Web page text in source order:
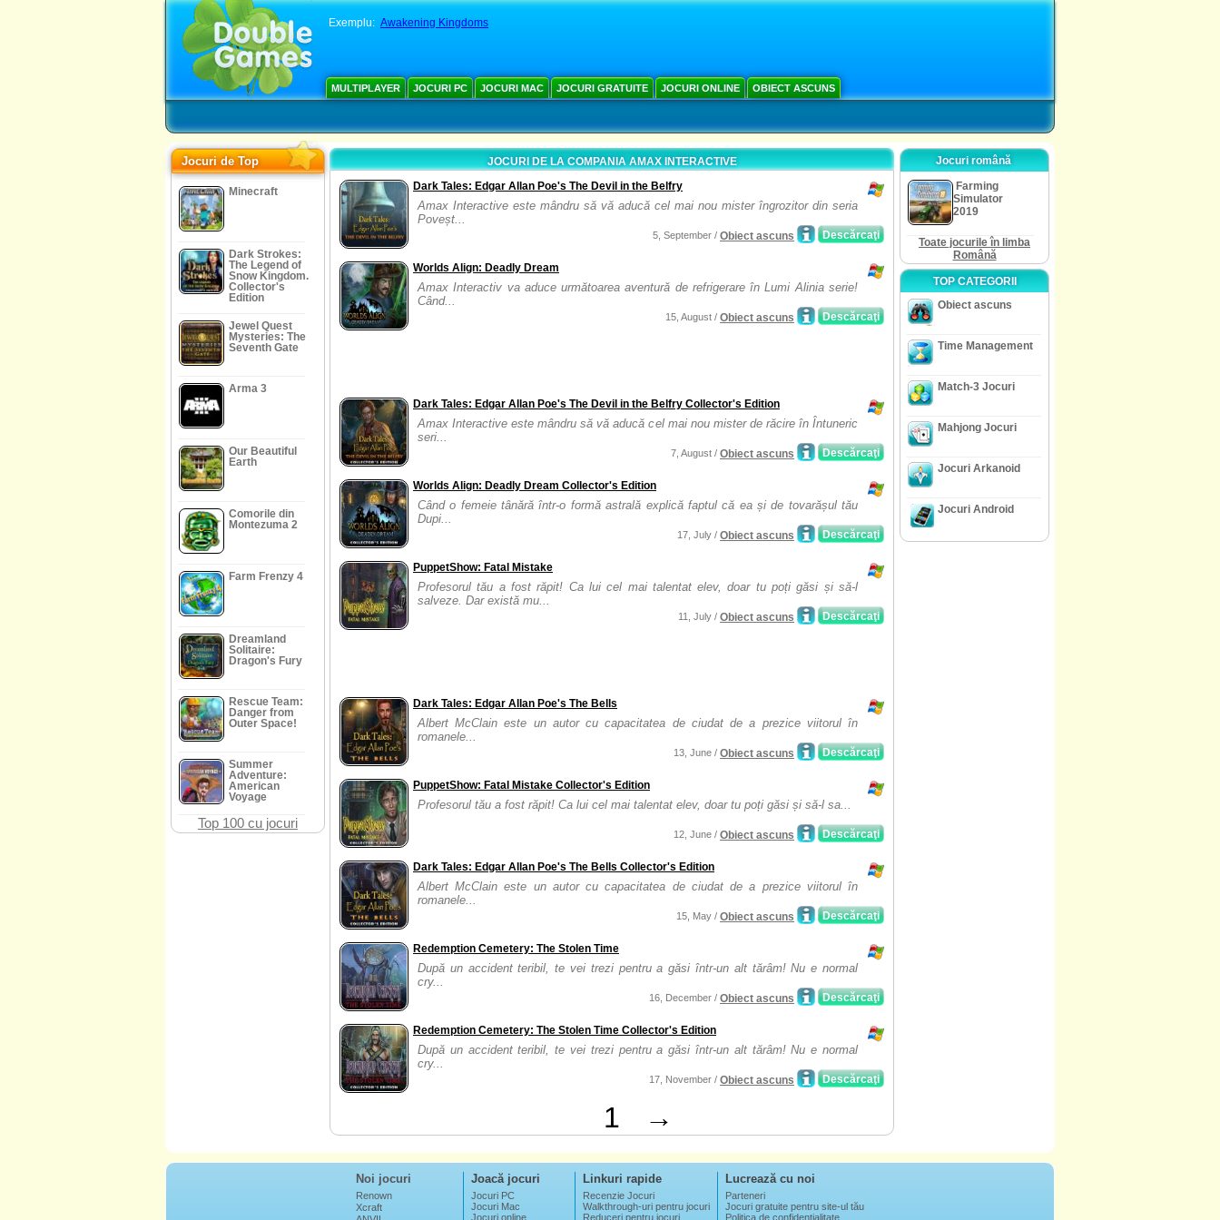
Exemplu: Awakening Kingdoms
MULTIPLAYER JOCURI PC JOCURI MAC JOCURI GRATUITE JOCURI ONLINE OBIECT ASCUNS
Jocuri de Top
Minecraft
Dark Strokes:
The Legend of
Snow Kingdom.
Collector's
Edition
Jewel Quest
Mysteries: The
Seventh Gate
Arma 3
Our Beautiful
Earth
Comorile din
Montezuma 2
Farm Frenzy 4
Dreamland
Solitaire:
Dragon's Fury
Rescue Team:
Danger from
Outer Space!
Summer
Adventure:
American
Voyage
Top 100 cu jocuri
JOCURI DE LA COMPANIA AMAX INTERACTIVE
Dark Tales: Edgar Allan Poe's The Devil in the Belfry
Amax Interactive este mândru să vă aducă cel mai nou mister îngrozitor din seria
Poveșt...
Descărcaţi
5, September / Obiect ascuns
Worlds Align: Deadly Dream
Amax Interactiv va aduce următoarea aventură de refrigerare în Lumi Alinia serie!
Când...
Descărcaţi
15, August / Obiect ascuns
Dark Tales: Edgar Allan Poe's The Devil in the Belfry Collector's Edition
Amax Interactive este mândru să vă aducă cel mai nou mister de răcire în Întuneric
seri...
Descărcaţi
7, August / Obiect ascuns
Worlds Align: Deadly Dream Collector's Edition
Când o femeie tânără într-o formă astrală explică faptul că ea și de tovarășul tău
Dupi...
Descărcaţi
17, July / Obiect ascuns
PuppetShow: Fatal Mistake
Profesorul tău a fost răpit! Ca lui cel mai talentat elev, doar tu poți găsi și să-l
salveze. Dar există mu...
Descărcaţi
11, July / Obiect ascuns
Dark Tales: Edgar Allan Poe's The Bells
Albert McClain este un autor cu capacitatea de ciudat de a prezice viitorul în
romanele...
Descărcaţi
13, June / Obiect ascuns
PuppetShow: Fatal Mistake Collector's Edition
Profesorul tău a fost răpit! Ca lui cel mai talentat elev, doar tu poți găsi și să-l sa...
Descărcaţi
12, June / Obiect ascuns
Dark Tales: Edgar Allan Poe's The Bells Collector's Edition
Albert McClain este un autor cu capacitatea de ciudat de a prezice viitorul în
romanele...
Descărcaţi
15, May / Obiect ascuns
Redemption Cemetery: The Stolen Time
După un accident teribil, te vei trezi pentru a găsi într-un alt tărâm! Nu e normal
cry...
Descărcaţi
16, December / Obiect ascuns
Redemption Cemetery: The Stolen Time Collector's Edition
După un accident teribil, te vei trezi pentru a găsi într-un alt tărâm! Nu e normal
cry...
Descărcaţi
17, November / Obiect ascuns
1 →
Jocuri română
Farming
Simulator
2019
Toate jocurile în limba
Română
TOP CATEGORII
Obiect ascuns
Time Management
Match-3 Jocuri
Mahjong Jocuri
Jocuri Arkanoid
Jocuri Android
Noi jocuri
Renown
Xcraft
Joacă jocuri
Jocuri PC
Jocuri Mac
Jocuri online
Linkuri rapide
Recenzie Jocuri
Walkthrough-uri pentru jocuri
Reduceri pentru jocuri
Lucrează cu noi
Parteneri
Jocuri gratuite pentru site-ul tău
Politica de confidenţialitate